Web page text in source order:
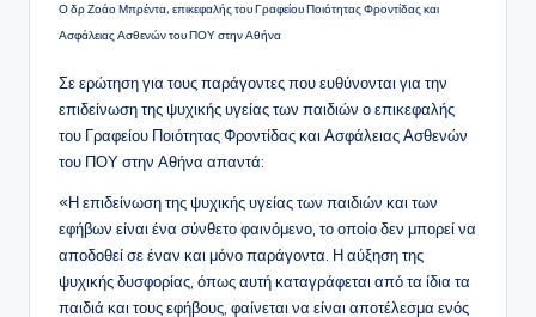
Ο δρ Ζοάο Μπρέντα, επικεφαλής του Γραφείου Ποιότητας Φροντίδας και
Ασφάλειας Ασθενών του ΠΟΥ στην Αθήνα
Σε ερώτηση για τους παράγοντες που ευθύνονται για την
επιδείνωση της ψυχικής υγείας των παιδιών ο επικεφαλής
του Γραφείου Ποιότητας Φροντίδας και Ασφάλειας Ασθενών
του ΠΟΥ στην Αθήνα απαντά:
«Η επιδείνωση της ψυχικής υγείας των παιδιών και των
εφήβων είναι ένα σύνθετο φαινόμενο, το οποίο δεν μπορεί να
αποδοθεί σε έναν και μόνο παράγοντα. Η αύξηση της
ψυχικής δυσφορίας, όπως αυτή καταγράφεται από τα ίδια τα
παιδιά και τους εφήβους, φαίνεται να είναι αποτέλεσμα ενός